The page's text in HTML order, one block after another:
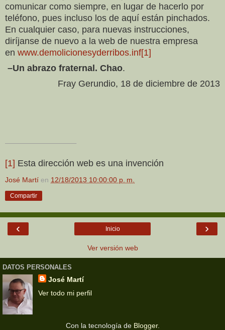
comunicar como siempre, en lugar de hacerlo por
teléfono, pues incluso los de aquí están pinchados.
En cualquier caso, para nuevas instrucciones,
diríjanse de nuevo a la web de nuestra empresa
en www.demolicionesyderribos.inf[1]
–Un abrazo fraternal. Chao.
Fray Gerundio, 18 de diciembre de 2013
[1] Esta dirección web es una invención
José Martí en 12/18/2013 10:00:00 p. m.
Compartir
‹ ›
Inicio
Ver versión web
DATOS PERSONALES
José Martí
Ver todo mi perfil
Con la tecnología de Blogger.